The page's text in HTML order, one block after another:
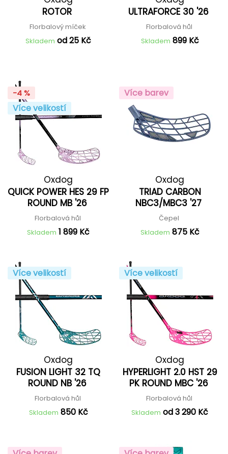
ROTOR
Florbalový míček
Skladem od 25 Kč
ULTRAFORCE 30 '26
Florbalová hůl
Skladem 899 Kč
-4 %
Více velikostí
Oxdog
QUICK POWER HES 29 FP
ROUND MB '26
Florbalová hůl
Skladem 1 899 Kč
Více barev
Oxdog
TRIAD CARBON
NBC3/MBC3 '27
Čepel
Skladem 875 Kč
Více velikostí
Oxdog
FUSION LIGHT 32 TQ
ROUND NB '26
Florbalová hůl
Skladem 850 Kč
Více velikostí
Oxdog
HYPERLIGHT 2.0 HST 29
PK ROUND MBC '26
Florbalová hůl
Skladem od 3 290 Kč